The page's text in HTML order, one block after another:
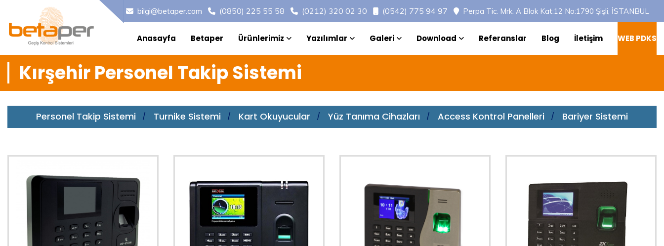
bilgi@betaper.com (0850) 225 55 58 (0212) 320 02 30 (0542) 775 94 97 Perpa Tic. Mrk. A Blok Kat:12 No:1790 Şişli, İSTANBUL
Anasayfa Betaper Ürünlerimiz Yazılımlar Galeri Download Referanslar Blog İletişim WEB PDKS
Kırşehir Personel Takip Sistemi
Personel Takip Sistemi Turnike Sistemi Kart Okuyucular Yüz Tanıma Cihazları Access Kontrol Panelleri Bariyer Sistemi